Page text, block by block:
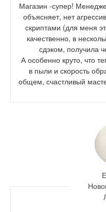
Магазин -супер!
объясняет, нет
скриптами (для меня
качественно, в
сдэком, получила
А особенно круто, что
в пыли и скорость
общем, счастливый